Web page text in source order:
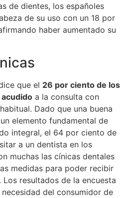
de dientes, los españoles
de su uso con un 18 por
haber aumentado su
que el 26 por ciento de los
a la consulta con
Dado que una buena
elemento fundamental de
integral, el 64 por ciento de
a un dentista en los
muchas las cínicas dentales
medidas para poder recibir
resultados de la encuesta
del consumidor de